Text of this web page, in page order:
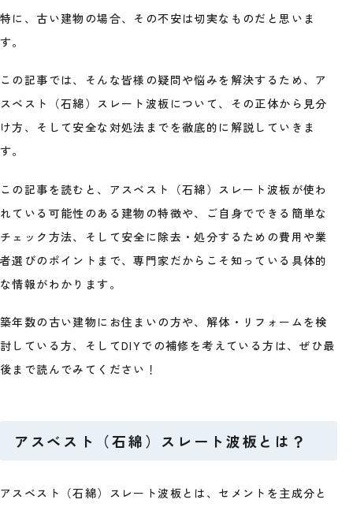
特に、古い建物の場合、その不安は切実なものだと思いま
す。
この記事では、そんな皆様の疑問や悩みを解決するため、ア
スベスト（石綿）スレート波板について、その正体から見分
け方、そして安全な対処法までを徹底的に解説していきま
す。
この記事を読むと、アスベスト（石綿）スレート波板が使わ
れている可能性のある建物の特徴や、ご自身でできる簡単な
チェック方法、そして安全に除去・処分するための費用や業
者選びのポイントまで、専門家だからこそ知っている具体的
な情報がわかります。
築年数の古い建物にお住まいの方や、解体・リフォームを検
討している方、そしてDIYでの補修を考えている方は、ぜひ最
後まで読んでみてください！
アスベスト（石綿）スレート波板とは？
アスベスト（石綿）スレート波板とは、セメントを主成分と